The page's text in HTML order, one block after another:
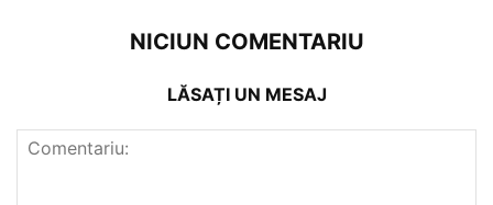
NICIUN COMENTARIU
LĂSAȚI UN MESAJ